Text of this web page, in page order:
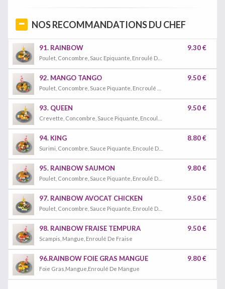
NOS RECOMMANDATIONS DU CHEF
91. RAINBOW 9.30 €
92. MANGO TANGO 9.50 €
93. QUEEN 9.50 €
94. KING 8.80 €
95. RAINBOW SAUMON 9.80 €
97. RAINBOW AVOCAT CHICKEN 9.50 €
98. RAINBOW FRAISE TEMPURA
Scampis, Mangue, Enroulé De Fraise
9.50 €
96.RAINBOW FOIE GRAS MANGUE
Foie Gras,Mangue,Enroulé De Mangue
9.80 €